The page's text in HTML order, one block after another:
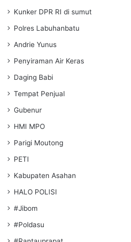
Kunker DPR RI di sumut
Polres Labuhanbatu
Andrie Yunus
Penyiraman Air Keras
Daging Babi
Tempat Penjual
Gubenur
HMI MPO
Parigi Moutong
PETI
Kabupaten Asahan
HALO POLISI
#Jibom
#Poldasu